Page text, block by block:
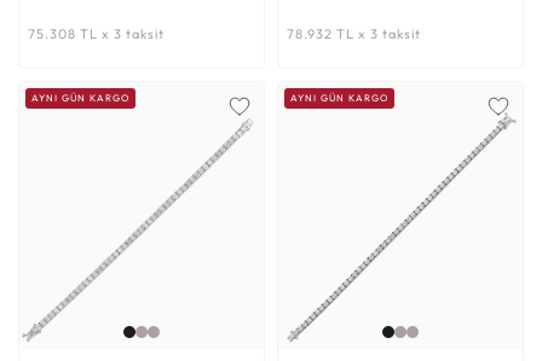
75.308 TL x 3 taksit 78.932 TL x 3 taksit
AYNI GÜN KARGO AYNI GÜN KARGO